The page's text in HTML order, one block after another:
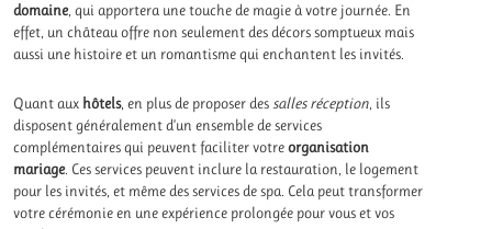
domaine, qui apportera une touche de magie à votre journée. En
effet, un château offre non seulement des décors somptueux mais
aussi une histoire et un romantisme qui enchantent les invités.
Quant aux hôtels, en plus de proposer des salles réception , ils
disposent généralement d’un ensemble de services
complémentaires qui peuvent faciliter votreorganisation
mariage. Ces services peuvent inclure la restauration, le logement
pour les invités, et même des services de spa. Cela peut transformer
votre cérémonie en une expérience prolongée pour vous et vos